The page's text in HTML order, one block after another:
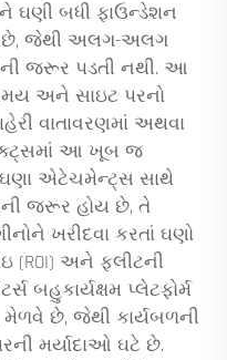
ઘણી બધી ફાઉન્ડેશન
છે, જેથી અલગ-અલગ
જરૂર પડતી નથી. આ
અને સાઇટ પરનો
વાતાવરણમાં અથવા
આ ખૂબ જ
ઘણા એટેચમેન્ટ્સ સાથે
જરૂર હોય છે, તે
ખરીદવા કરતાં ઘણો
(ROI) અને ફ્લીટની
બહુકાર્યક્ષમ પ્લેટફોર્મ
મેળવે છે, જેથી કાર્યબળની
મર્યાદાઓ ઘટે છે.